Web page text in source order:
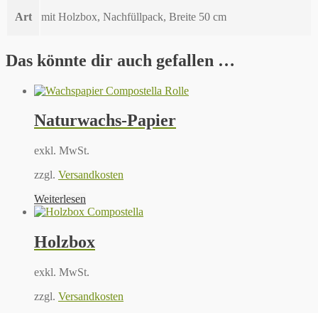
Art mit Holzbox, Nachfüllpack, Breite 50 cm
Das könnte dir auch gefallen …
Naturwachs-Papier
exkl. MwSt.
zzgl. Versandkosten
Weiterlesen
Holzbox
exkl. MwSt.
zzgl. Versandkosten